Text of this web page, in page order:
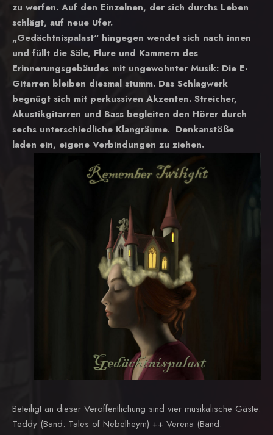
zu werfen. Auf den Einzelnen, der sich durchs Leben
schlägt, auf neue Ufer.
„Gedächtnispalast“ hingegen wendet sich nach innen
und füllt die Säle, Flure und Kammern des
Erinnerungsgebäudes mit ungewohnter Musik: Die E-
Gitarren bleiben diesmal stumm. Das Schlagwerk
begnügt sich mit perkussiven Akzenten. Streicher,
Akustikgitarren und Bass begleiten den Hörer durch
sechs unterschiedliche Klangräume. Denkanstöße
laden ein, eigene Verbindungen zu ziehen.
Beteiligt an dieser Veröffentlichung sind vier musikalische Gäste:
Teddy (Band: Tales of Nebelheym) ++ Verena (Band: